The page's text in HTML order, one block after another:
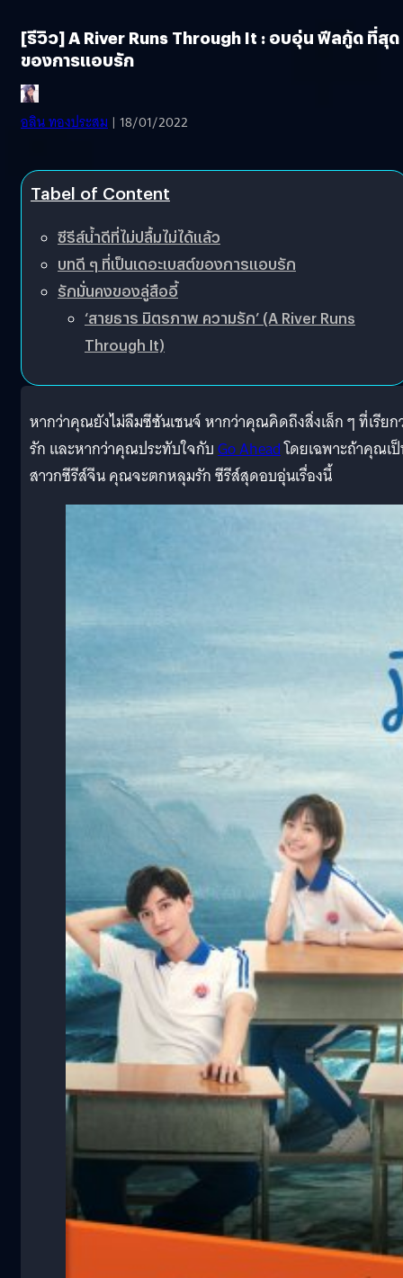
[รีวิว] A River Runs Through It : อบอุ่น ฟีลกู้ด ที่สุด
ของการแอบรัก
อลิน ทองประสม | 18/01/2022
Tabel of Content
ซีรีส์น้ำดีที่ไม่ปลื้มไม่ได้แล้ว
บทดี ๆ ที่เป็นเดอะเบสต์ของการแอบรัก
รักมั่นคงของลู่สืออี้
‘สายธาร มิตรภาพ ความรัก’ (A River Runs
Through It)
หากว่าคุณยังไม่ลืมซีซันเชนจ์ หากว่าคุณคิดถึงสิ่งเล็ก ๆ ที่เรียก
รัก และหากว่าคุณประทับใจกับGo Aheadโดยเฉพาะถ้าคุณเ
สาวกซีรีส์จีน คุณจะตกหลุมรัก ซีรีส์สุดอบอุ่นเรื่องนี้